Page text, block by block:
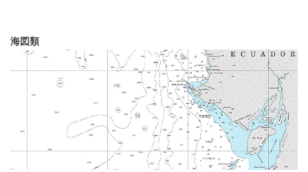
海図類